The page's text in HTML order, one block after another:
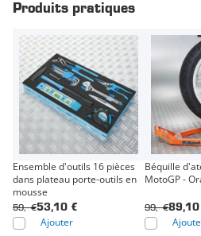
Produits pratiques
Ensemble d'outils 16 pièces
dans plateau porte-outils en
mousse
53,10 €
59,- €
Ajouter
Béquille
MotoGP -
89,10
99,- €